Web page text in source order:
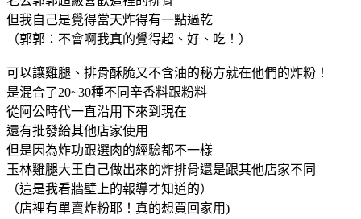
但我自己是覺得當天炸得有一點過乾
（郭郭：不會啊我真的覺得超、好、吃！）
可以讓雞腿、排骨酥脆又不含油的秘方就在他們的炸粉！
是混合了20~30種不同辛香料跟粉料
從阿公時代一直沿用下來到現在
還有批發給其他店家使用
但是因為炸功跟選肉的經驗都不一樣
玉林雞腿大王自己做出來的炸排骨還是跟其他店家不同
（這是我看牆壁上的報導才知道的）
（店裡有單賣炸粉耶！真的想買回家用)